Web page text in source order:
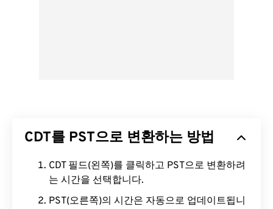
CDT를 PST으로 변환하는 방법
CDT 필드(왼쪽)를 클릭하고 PST으로 변환하려
는 시간을 선택합니다.
PST(오른쪽)의 시간은 자동으로 업데이트됩니